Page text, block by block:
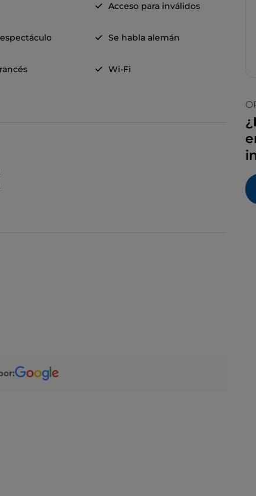
Acceso para inválidos
Se habla alemán
Wi-Fi